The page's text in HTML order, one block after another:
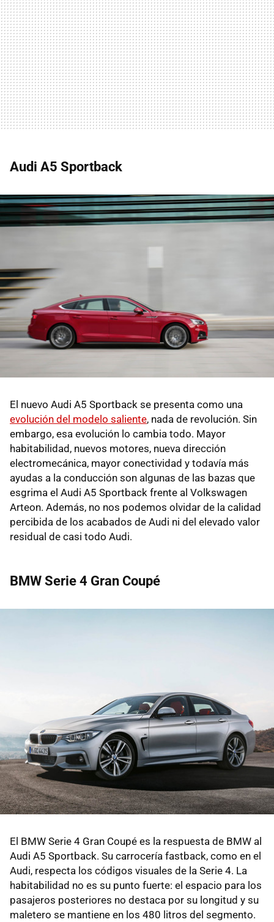
Audi A5 Sportback
El nuevo Audi A5 Sportback se presenta como una
evolución del modelo saliente, nada de revolución. Sin
embargo, esa evolución lo cambia todo. Mayor
habitabilidad, nuevos motores, nueva dirección
electromecánica, mayor conectividad y todavía más
ayudas a la conducción son algunas de las bazas que
esgrima el Audi A5 Sportback frente al Volkswagen
Arteon. Además, no nos podemos olvidar de la calidad
percibida de los acabados de Audi ni del elevado valor
residual de casi todo Audi.
BMW Serie 4 Gran Coupé
El BMW Serie 4 Gran Coupé es la respuesta de BMW al
Audi A5 Sportback. Su carrocería fastback, como en el
Audi, respecta los códigos visuales de la Serie 4. La
habitabilidad no es su punto fuerte: el espacio para los
pasajeros posteriores no destaca por su longitud y su
maletero se mantiene en los 480 litros del segmento.